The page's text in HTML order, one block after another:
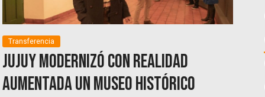
Transferencia
Jujuy modernizó con realidad
aumentada un Museo Histórico